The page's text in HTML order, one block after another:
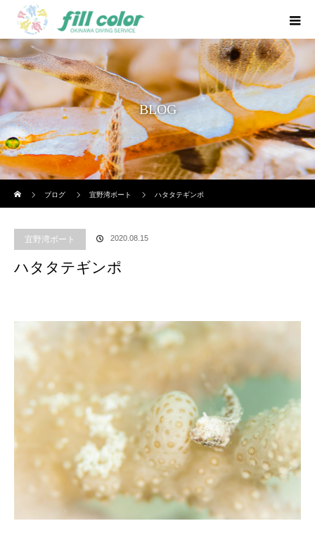
BLOG
ブログ
宜野湾ボート ハタタテギンポ
宜野湾ボート 2020.08.15
ハタタテギンポ